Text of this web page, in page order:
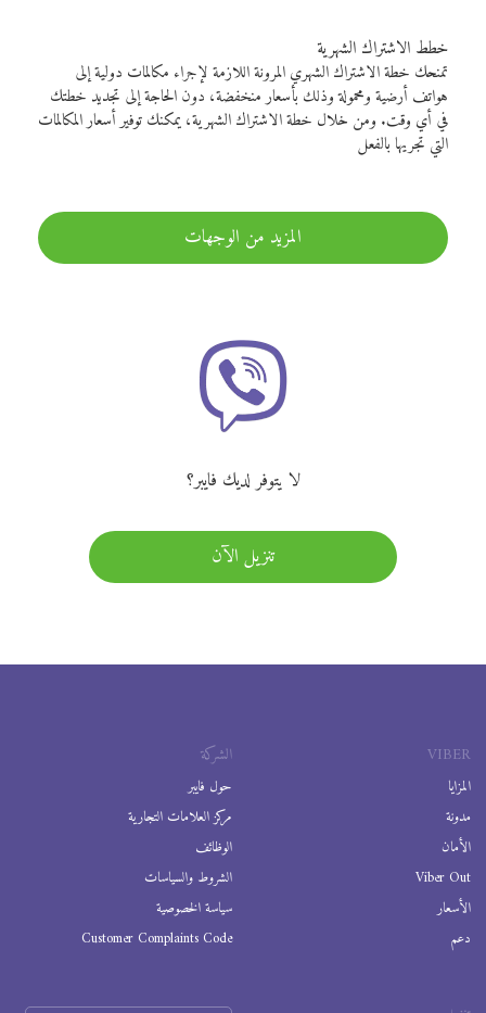
خطط الاشتراك الشهرية
تمنحك خطة الاشتراك الشهري المرونة اللازمة لإجراء مكالمات دولية إلى
هواتف أرضية ومحمولة وذلك بأسعار منخفضة، دون الحاجة إلى تجديد خطتك
في أي وقت. ومن خلال خطة الاشتراك الشهرية، يمكنك توفير أسعار المكالمات
التي تجريها بالفعل
المزيد من الوجهات
لا يتوفر لديك فايبر؟
تنزيل الآن
VIBER
المزايا
مدونة
الأمان
Viber Out
الأسعار
دعم
الشركة
حول فايبر
مركز العلامات التجارية
الوظائف
الشروط والسياسات
سياسة الخصوصية
Customer Complaints Code